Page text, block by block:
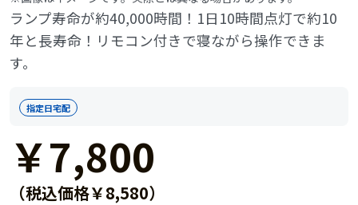
ランプ寿命が約40,000時間！1日10時間点灯で約10
年と長寿命！リモコン付きで寝ながら操作できま
す。
指定日宅配
￥7,800
（税込価格￥8,580）